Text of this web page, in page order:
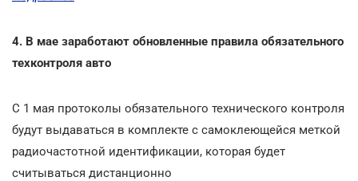
4. В мае заработают обновленные правила обязательного
техконтроля авто
С 1 мая протоколы обязательного технического контроля
будут выдаваться в комплекте с самоклеющейся меткой
радиочастотной идентификации, которая будет
считываться дистанционно